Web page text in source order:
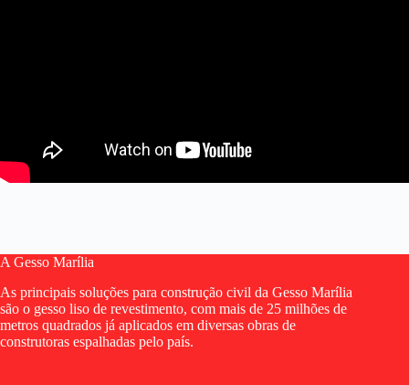
A Gesso Marília
As principais soluções para construção civil da Gesso Marília
são o gesso liso de revestimento, com mais de 25 milhões de
metros quadrados já aplicados em diversas obras de
construtoras espalhadas pelo país.